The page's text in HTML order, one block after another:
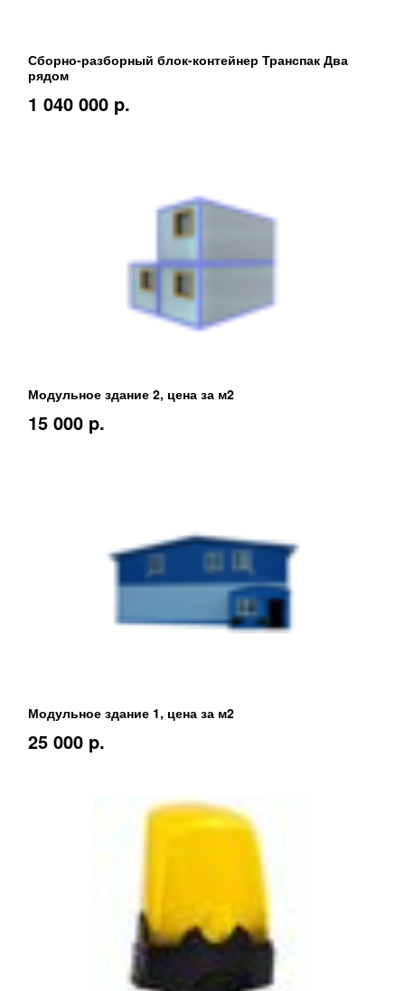
Сборно-разборный блок-контейнер Транспак Два
рядом
1 040 000 p.
Модульное здание 2, цена за м2
15 000 p.
Модульное здание 1, цена за м2
25 000 p.